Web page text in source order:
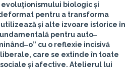
biologic și
pentru a transforma
și alte izvoare istorice în
pentru auto‒
cu o reflexie incisivă
care se extinde în toate
și afective. Atelierul lui